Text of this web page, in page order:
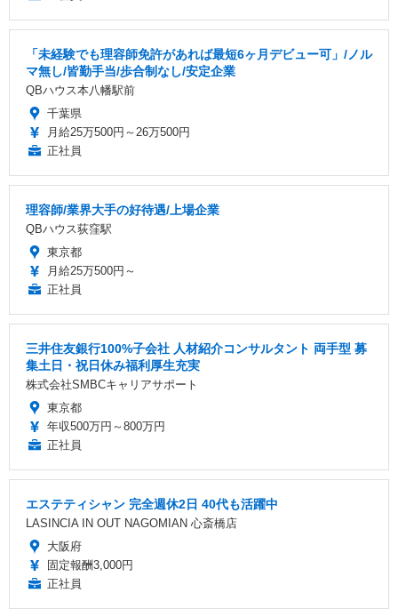
「未経験でも理容師免許があれば最短6ヶ月デビュー可」/ノル
マ無し/皆勤手当/歩合制なし/安定企業
QBハウス本八幡駅前
千葉県
月給25万500円～26万500円
正社員
理容師/業界大手の好待遇/上場企業
QBハウス荻窪駅
東京都
月給25万500円～
正社員
三井住友銀行100%子会社 人材紹介コンサルタント 両手型 募
集土日・祝日休み福利厚生充実
株式会社SMBCキャリアサポート
東京都
年収500万円～800万円
正社員
エステティシャン 完全週休2日 40代も活躍中
LASINCIA IN OUT NAGOMIAN 心斎橋店
大阪府
固定報酬3,000円
正社員